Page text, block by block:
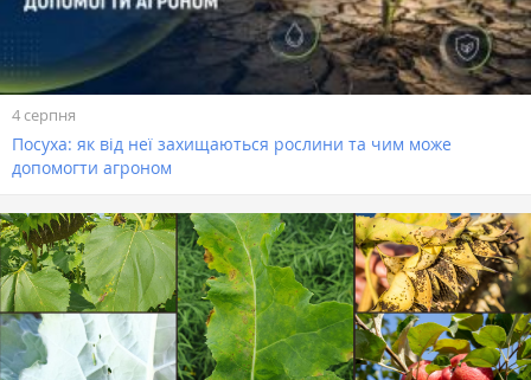
4 серпня
Посуха: як від неї захищаються рослини та чим може
допомогти агроном